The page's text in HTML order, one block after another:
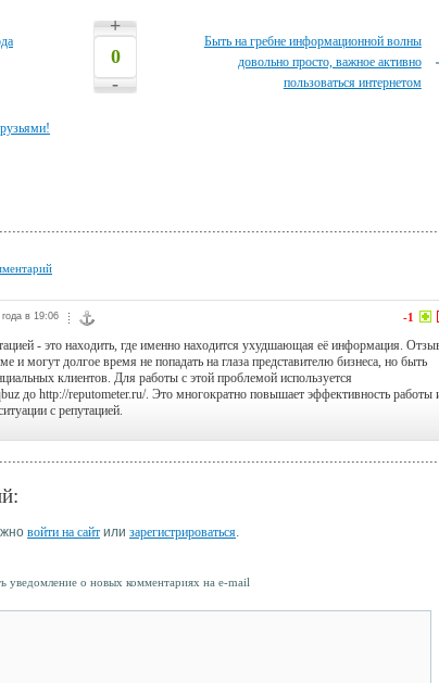
Быть на гребне информационной волны
довольно просто, важное активно
пользоваться интернетом
+
0
-
в 19:06 -1
- это находить, где именно находится ухудшающая её информация.
и могут долгое время не попадать на глаза представителю бизнеса, но быть
клиентов. Для работы с этой проблемой используется
до http://reputometer.ru/. Это многократно повышает эффективность работы
с репутацией.
войти на сайт или зарегистрироваться.
уведомление о новых комментариях на e-mail